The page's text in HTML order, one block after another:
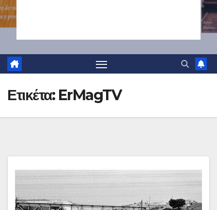
Ετικέτα: ErMagTV